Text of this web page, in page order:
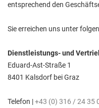
entsprechend den
Sie erreichen uns unter
Dienstleistungs- und
Eduard-Ast-Straße 1
8401 Kalsdorf bei Graz
Telefon |+43 (0) 316 / 24 35